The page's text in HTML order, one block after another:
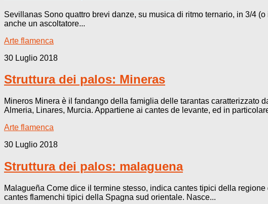
Sevillanas Sono quattro brevi danze, su musica di ritmo ternario, in 3/4
anche un ascoltatore...
Arte flamenca
30 Luglio 2018
Struttura dei palos: Mineras
Mineros Minera è il fandango della famiglia delle tarantas caratterizzato
Almeria, Linares, Murcia. Appartiene ai cantes de levante, ed in
Arte flamenca
30 Luglio 2018
Struttura dei palos: malaguena
Malagueña Come dice il termine stesso, indica cantes tipici della
cantes flamenchi tipici della Spagna sud orientale. Nasce...